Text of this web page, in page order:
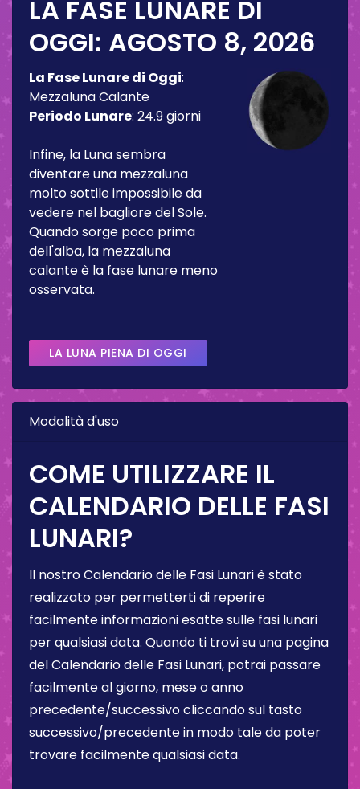
LA FASE LUNARE DI
OGGI: AGOSTO 8, 2026
La Fase Lunare di Oggi:
Mezzaluna Calante
Periodo Lunare: 24.9 giorni
Infine, la Luna sembra
diventare una mezzaluna
molto sottile impossibile da
vedere nel bagliore del Sole.
Quando sorge poco prima
dell'alba, la mezzaluna
calante è la fase lunare meno
osservata.
LA LUNA PIENA DI OGGI
Modalità d'uso
COME UTILIZZARE IL
CALENDARIO DELLE FASI
LUNARI?
Il nostro Calendario delle Fasi Lunari è stato
realizzato per permetterti di reperire
facilmente informazioni esatte sulle fasi lunari
per qualsiasi data. Quando ti trovi su una pagina
del Calendario delle Fasi Lunari, potrai passare
facilmente al giorno, mese o anno
precedente/successivo cliccando sul tasto
successivo/precedente in modo tale da poter
trovare facilmente qualsiasi data.